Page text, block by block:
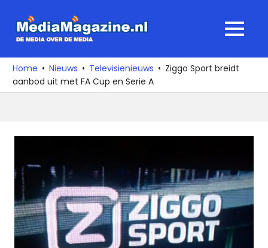
naar
media
over
de
MENU
Home Nieuws Televisienieuws
Ziggo Sport breidt
aanbod uit met FA Cup en Serie A